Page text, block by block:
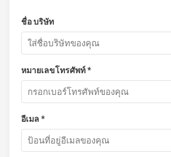
ชื่อ บริษัท
หมายเลขโทรศัพท์ *
อีเมล *